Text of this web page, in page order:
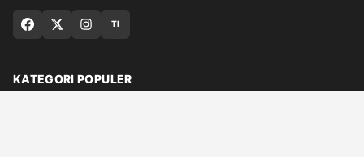
TI
KATEGORI POPULER